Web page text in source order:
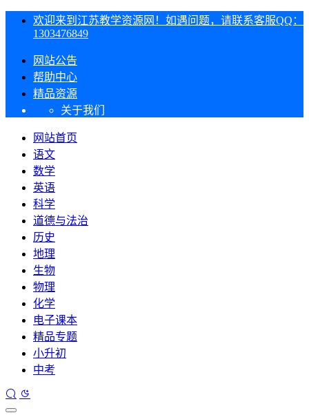
欢迎来到江苏教学资源网！如遇问题，请联系客服QQ：
1303476849
网站公告
帮助中心
精品资源
关于我们
网站首页
语文
数学
英语
科学
道德与法治
历史
地理
生物
物理
化学
电子课本
精品专题
小升初
中考